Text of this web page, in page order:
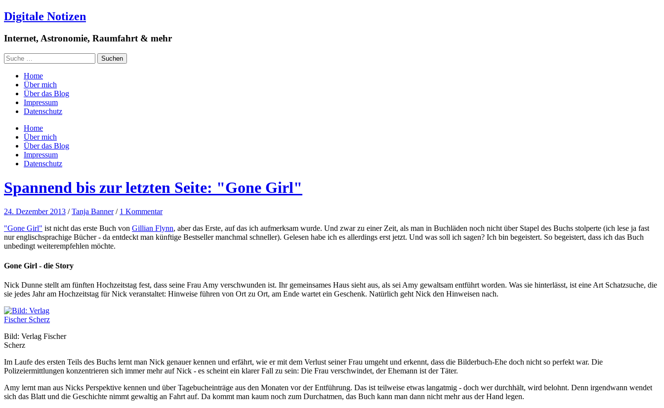
Digitale Notizen
Internet, Astronomie, Raumfahrt & mehr
Home
Über mich
Über das Blog
Impressum
Datenschutz
Home
Über mich
Über das Blog
Impressum
Datenschutz
Spannend bis zur letzten Seite: "Gone Girl"
24. Dezember 2013 /Tanja Banner / 1 Kommentar
"Gone Girl" ist nicht das erste Buch von Gillian Flynn, aber das Erste, auf das ich aufmerksam wurde. Und zwar zu einer Zeit, als man in Buchläden noch nicht über Stapel des Buchs stolperte (ich lese ja fast
nur englischsprachige Bücher - da entdeckt man künftige Bestseller manchmal schneller). Gelesen habe ich es allerdings erst jetzt. Und was soll ich sagen? Ich bin begeistert. So begeistert, dass ich das Buch
unbedingt weiterempfehlen möchte.
Gone Girl - die Story
Nick Dunne stellt am fünften Hochzeitstag fest, dass seine Frau Amy verschwunden ist. Ihr gemeinsames Haus sieht aus, als sei Amy gewaltsam entführt worden. Was sie hinterlässt, ist eine Art Schatzsuche, die
sie jedes Jahr am Hochzeitstag für Nick veranstaltet: Hinweise führen von Ort zu Ort, am Ende wartet ein Geschenk. Natürlich geht Nick den Hinweisen nach.
Bild: Verlag Fischer
Scherz
Im Laufe des ersten Teils des Buchs lernt man Nick genauer kennen und erfährt, wie er mit dem Verlust seiner Frau umgeht und erkennt, dass die Bilderbuch-Ehe doch nicht so perfekt war. Die
Polizeiermittlungen konzentrieren sich immer mehr auf Nick - es scheint ein klarer Fall zu sein: Die Frau verschwindet, der Ehemann ist der Täter.
Amy lernt man aus Nicks Perspektive kennen und über Tagebucheinträge aus den Monaten vor der Entführung. Das ist teilweise etwas langatmig - doch wer durchhält, wird belohnt. Denn irgendwann wendet
sich das Blatt und die Geschichte nimmt gewaltig an Fahrt auf. Da kommt man kaum noch zum Durchatmen, das Buch kann man dann nicht mehr aus der Hand legen.